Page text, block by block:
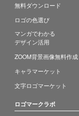
無料ダウンロード
ロゴの色選び
マンガでわかる
デザイン活用
ZOOM背景画像無料作成
キャラマーケット
文字ロゴマーケット
ロゴマークラボ